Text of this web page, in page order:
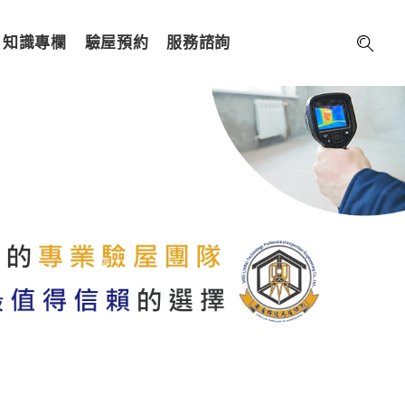
知識專欄 驗屋預約 服務諮詢